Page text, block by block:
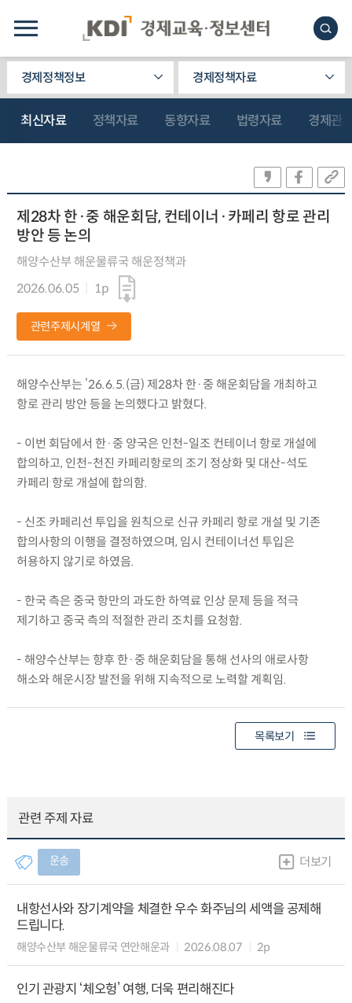
경제정책정보 경제정책자료
최신자료 정책자료 동향자료 법령자료 경제관
제28차 한·중 해운회담, 컨테이너·카페리 항로 관리
방안 등 논의
해양수산부 해운물류국 해운정책과
2026.06.05
1p
관련주제시계열
해양수산부는 ’26.6.5.(금) 제28차 한·중 해운회담을 개최하고
항로 관리 방안 등을 논의했다고 밝혔다.
- 이번 회담에서 한·중 양국은 인천-일조 컨테이너 항로 개설에
합의하고, 인천-천진 카페리항로의 조기 정상화 및 대산-석도
카페리 항로 개설에 합의함.
- 신조 카페리선 투입을 원칙으로 신규 카페리 항로 개설 및 기존
합의사항의 이행을 결정하였으며, 임시 컨테이너선 투입은
허용하지 않기로 하였음.
- 한국 측은 중국 항만의 과도한 하역료 인상 문제 등을 적극
제기하고 중국 측의 적절한 관리 조치를 요청함.
- 해양수산부는 향후 한·중 해운회담을 통해 선사의 애로사항
해소와 해운시장 발전을 위해 지속적으로 노력할 계획임.
목록보기
관련 주제 자료
운송 더보기
내항선사와 장기계약을 체결한 우수 화주님의 세액을 공제해
드립니다.
해양수산부 해운물류국 연안해운과 2026.08.07 2p
인기 관광지 ‘체오헝’ 여행, 더욱 편리해진다